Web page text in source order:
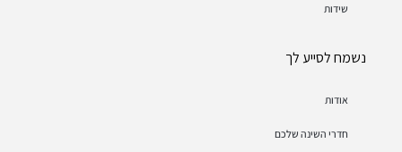
שידות
נשמח לסייע לך
אודות
חדרי השינה שלכם